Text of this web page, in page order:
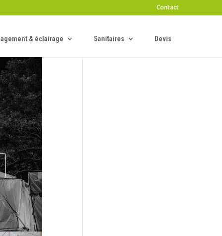
Contact
& éclairage Sanitaires Devis